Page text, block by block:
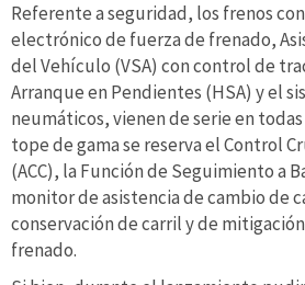
Referente a seguridad, los frenos
electrónico de fuerza de frenado,
del Vehículo (VSA) con control de
Arranque en Pendientes (HSA) y el
neumáticos, vienen de serie en todas
tope de gama se reserva el Control
(ACC), la Función de Seguimiento a
monitor de asistencia de cambio de
conservación de carril y de
frenado.